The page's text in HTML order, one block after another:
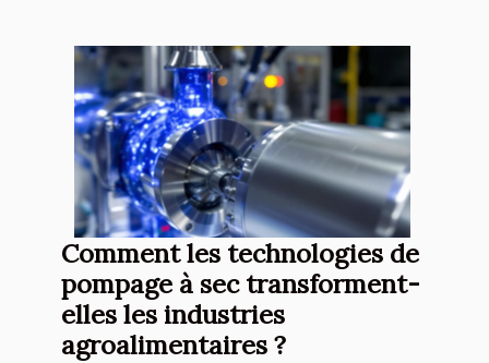
Comment les technologies de
pompage à sec transforment-
elles les industries
agroalimentaires ?